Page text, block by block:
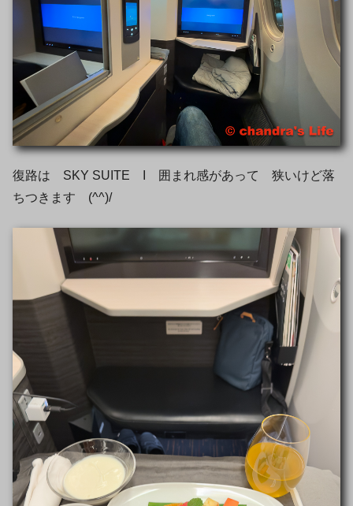
復路は SKY SUITE I 囲まれ感があって 狭いけど落
ちつきます (^^)/